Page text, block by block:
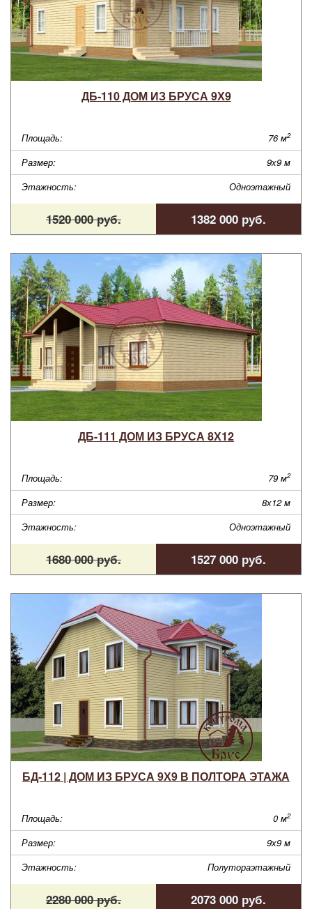
ДБ-110 ДОМ ИЗ БРУСА 9Х9
Площадь: 76 м2
Размер:
9х9 м
Этажность:
Одноэтажный
1520 000 руб. 1382 000 руб.
ДБ-111 ДОМ ИЗ БРУСА 8Х12
Площадь: 79 м2
Размер:
8х12 м
Этажность:
Одноэтажный
1680 000 руб. 1527 000 руб.
БД-112 | ДОМ ИЗ БРУСА 9Х9 В ПОЛТОРА ЭТАЖА
Площадь: 0 м2
Размер:
9х9 м
Этажность:
Полутораэтажный
2280 000 руб. 2073 000 руб.